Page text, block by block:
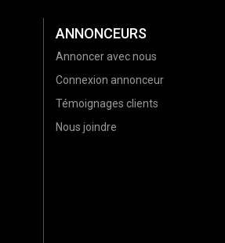
ANNONCEURS
Annoncer avec nous
Connexion annonceur
Témoignages clients
Nous joindre